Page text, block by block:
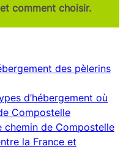
comment choisir.
des pèlerins
d’hébergement où
Compostelle
chemin de Compostelle
la France et